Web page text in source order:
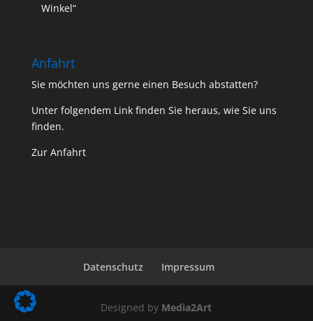
Winkel“
Anfahrt
Sie möchten uns gerne einen Besuch abstatten?
Unter folgendem Link finden Sie heraus, wie Sie uns
finden.
Zur Anfahrt
Datenschutz Impressum
Designed by Media2Art